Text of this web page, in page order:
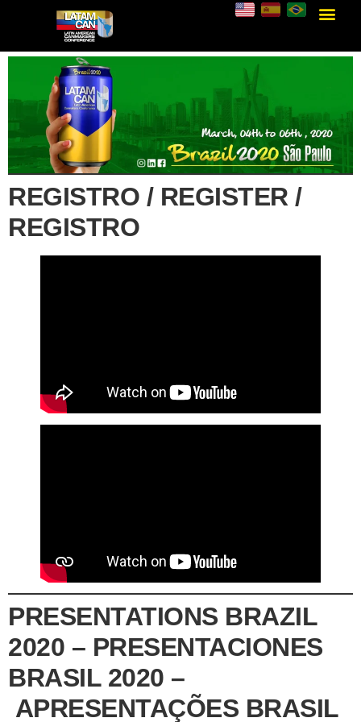
REGISTRO / REGISTER /
REGISTRO
PRESENTATIONS BRAZIL
2020 – PRESENTACIONES
BRASIL 2020 –
APRESENTAÇÕES BRASIL